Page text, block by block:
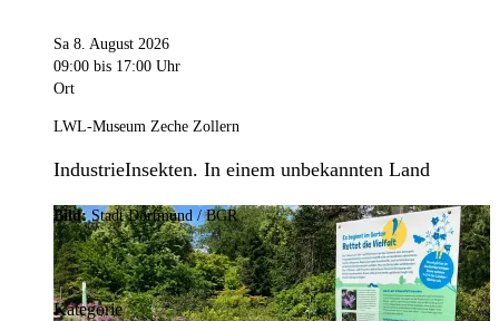
Sa 8. August 2026
09:00 bis 17:00 Uhr
Ort
LWL-Museum Zeche Zollern
IndustrieInsekten. In einem unbekannten Land
Bild: Stadt Dortmund / BGR
Kategorie